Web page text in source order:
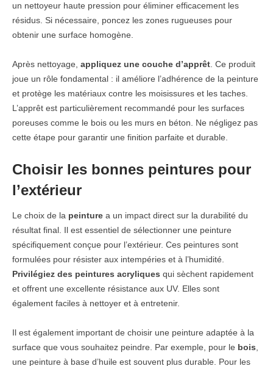
un nettoyeur haute pression pour éliminer efficacement les
résidus. Si nécessaire, poncez les zones rugueuses pour
obtenir une surface homogène.
Après nettoyage, appliquez une couche d’apprêt . Ce produit
joue un rôle fondamental : il améliore l’adhérence de la peinture
et protège les matériaux contre les moisissures et les taches.
L’apprêt est particulièrement recommandé pour les surfaces
poreuses comme le bois ou les murs en béton. Ne négligez pas
cette étape pour garantir une finition parfaite et durable.
Choisir les bonnes peintures pour
l’extérieur
Le choix de la peinture a un impact direct sur la durabilité du
résultat final. Il est essentiel de sélectionner une peinture
spécifiquement conçue pour l’extérieur. Ces peintures sont
formulées pour résister aux intempéries et à l’humidité.
Privilégiez des peintures acryliques qui sèchent rapidement
et offrent une excellente résistance aux UV. Elles sont
également faciles à nettoyer et à entretenir.
Il est également important de choisir une peinture adaptée à la
surface que vous souhaitez peindre. Par exemple, pour le bois
une peinture à base d’huile est souvent plus durable. Pour les